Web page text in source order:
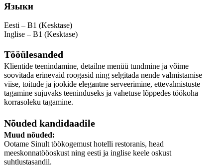
Языки
Eesti – B1 (Kesktase)
Inglise – B1 (Kesktase)
Tööülesanded
Klientide teenindamine, detailne menüü tundmine ja võime
soovitada erinevaid roogasid ning selgitada nende valmistamise
viise, toitude ja jookide elegantne serveerimine, ettevalmistuste
tagamine sujuvaks teeninduseks ja vahetuse lõppedes töökoha
korrasoleku tagamine.
Nõuded kandidaadile
Muud nõuded:
Ootame Sinult töökogemust hotelli restoranis, head
meeskonnatööoskust ning eesti ja inglise keele oskust
suhtlustasandil.